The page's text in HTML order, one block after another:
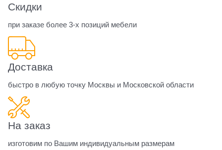
Скидки
при заказе более 3-х позиций мебели
Доставка
быстро в любую точку Москвы и Московской области
На заказ
изготовим по Вашим индивидуальным размерам